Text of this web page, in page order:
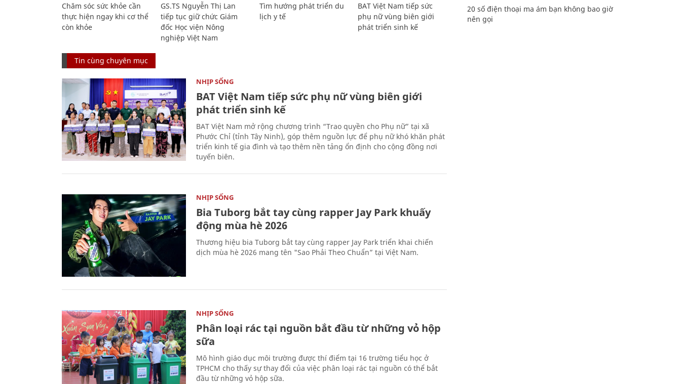
Chăm sóc sức khỏe cần
thực hiện ngay khi cơ thể
còn khỏe
GS.TS Nguyễn Thị Lan
tiếp tục giữ chức Giám
đốc Học viện Nông
nghiệp Việt Nam
Tìm hướng phát triển du
lịch y tế
BAT Việt Nam tiếp sức
phụ nữ vùng biên giới
phát triển sinh kế
Tin cùng chuyên mục
NHỊP SỐNG
BAT Việt Nam tiếp sức phụ nữ vùng biên giới
phát triển sinh kế
BAT Việt Nam mở rộng chương trình “Trao quyền cho Phụ nữ” tại xã
Phước Chỉ (tỉnh Tây Ninh), góp thêm nguồn lực để phụ nữ khó khăn phát
triển kinh tế gia đình và tạo thêm nền tảng ổn định cho cộng đồng nơi
tuyến biên.
NHỊP SỐNG
Bia Tuborg bắt tay cùng rapper Jay Park khuấy
động mùa hè 2026
Thương hiệu bia Tuborg bắt tay cùng rapper Jay Park triển khai chiến
dịch mùa hè 2026 mang tên "Sao Phải Theo Chuẩn” tại Việt Nam.
NHỊP SỐNG
Phân loại rác tại nguồn bắt đầu từ những vỏ hộp
sữa
Mô hình giáo dục môi trường được thí điểm tại 16 trường tiểu học ở
TPHCM cho thấy sự thay đổi của việc phân loại rác tại nguồn có thể bắt
đầu từ những vỏ hộp sữa.
20 số điện thoại ma ám bạn không bao giờ
nên gọi